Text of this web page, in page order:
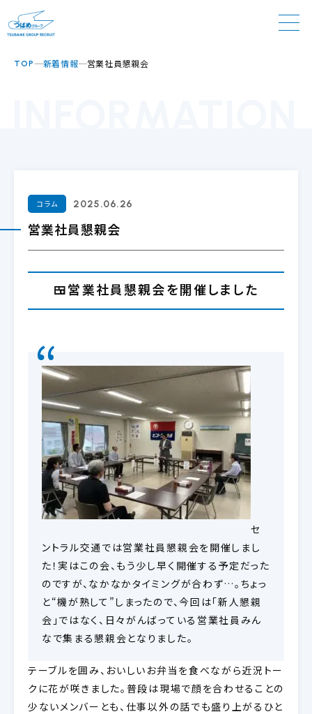
TOP 新着情報 営業社員懇親会
コラム 2025.06.26
営業社員懇親会
🍱営業社員懇親会を開催しました
セ
ントラル交通では営業社員懇親会を開催しまし
た！実はこの会、もう少し早く開催する予定だった
のですが、なかなかタイミングが合わず…。ちょっ
と“機が熟して”しまったので、今回は「新人懇親
会」ではなく、日々がんばっている営業社員みん
なで集まる懇親会となりました。
テーブルを囲み、おいしいお弁当を食べながら近況トー
クに花が咲きました。普段は現場で顔を合わせることの
少ないメンバーとも、仕事以外の話でも盛り上がるひと